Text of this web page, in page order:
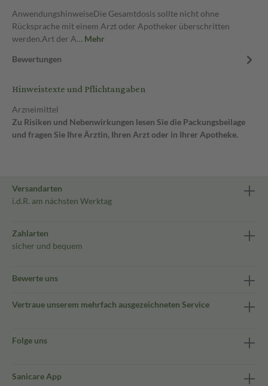
AnwendungshinweiseDie Gesamtdosis sollte nicht ohne
Rücksprache mit einem Arzt oder Apotheker überschritten
werden.Art der A… Mehr
Bewertungen
Hinweistexte und Pflichtangaben
Arzneimittel
Zu Risiken und Nebenwirkungen lesen Sie die Packungsbeilage
und fragen Sie Ihre Ärztin, Ihren Arzt oder in Ihrer Apotheke.
Versandarten
i.d.R. am nächsten Werktag
Zahlarten
sicher und bequem
Bewerte uns
Vertraue unserem mehrfach ausgezeichneten Service
Folge uns
Sanicare App